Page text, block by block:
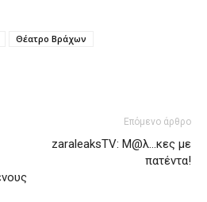
Θέατρο Βράχων
Επόμενο άρθρο
zaraleaksTV: Μ@λ…κες με
πατέντα!